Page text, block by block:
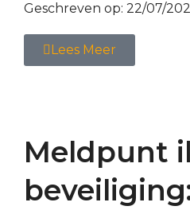
Geschreven op: 22/07/
Lees Meer
Meldpunt